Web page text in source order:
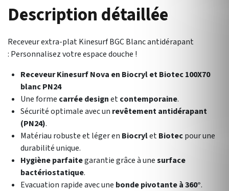
Description détaillée
Receveur extra-plat Kinesurf BGC Blanc antidérapant
: Personnalisez votre espace douche !
Receveur Kinesurf Nova en Biocryl et Biotec 100X70
blanc PN24
Une forme carrée designetcontemporaine.
Sécurité optimale avec un revêtement antidérapant
(PN24).
Matériau robuste et léger en BiocryletBiotecpour une
durabilité unique.
Hygiène parfaitegarantie grâce à unesurface
bactériostatique.
Evacuation rapide avec une bonde pivotante à 360°.